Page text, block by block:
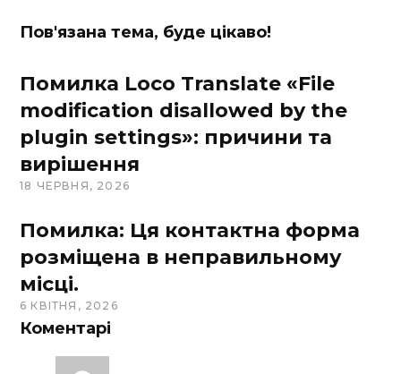
Пов'язана тема, буде цікаво!
Помилка Loco Translate «File
modification disallowed by the
plugin settings»: причини та
вирішення
18 ЧЕРВНЯ, 2026
Помилка: Ця контактна форма
розміщена в неправильному
місці.
6 КВІТНЯ, 2026
Коментарі